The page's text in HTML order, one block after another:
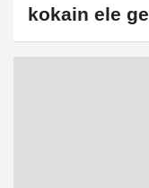
kokain ele